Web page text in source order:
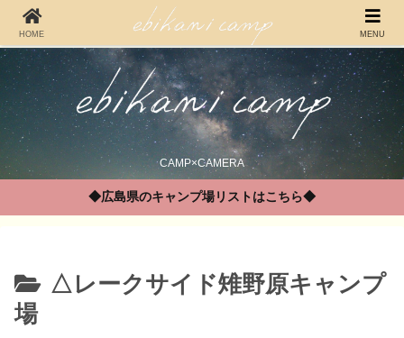
CAMP×CAMERA
◆広島県のキャンプ場リストはこちら◆
△レークサイド雉野原キャンプ
場
HOME MENU